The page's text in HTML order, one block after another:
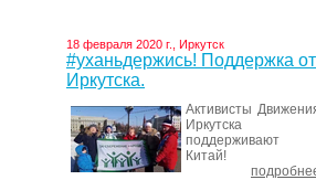
18 февраля 2020 г., Иркутск
#уханьдержись! Поддержка от
Иркутска.
Активисты
Иркутска
поддерживают
Китай!